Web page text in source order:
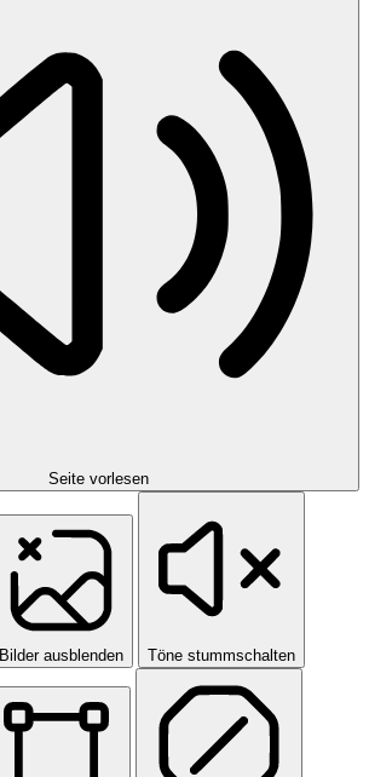
Seite vorlesen
Bilder ausblenden Töne stummschalten